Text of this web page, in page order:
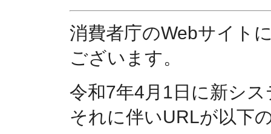
消費者庁のWebサイト
ございます。
令和7年4月1日に新シ
それに伴いURLが以下